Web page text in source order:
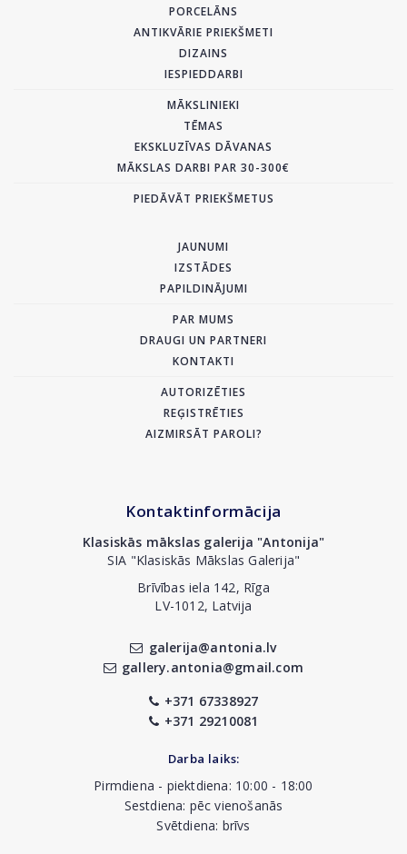
PORCELĀNS
ANTIKVĀRIE PRIEKŠMETI
DIZAINS
IESPIEDDARBI
MĀKSLINIEKI
TĒMAS
EKSKLUZĪVAS DĀVANAS
MĀKSLAS DARBI PAR 30-300€
PIEDĀVĀT PRIEKŠMETUS
JAUNUMI
IZSTĀDES
PAPILDINĀJUMI
PAR MUMS
DRAUGI UN PARTNERI
KONTAKTI
AUTORIZĒTIES
REĢISTRĒTIES
AIZMIRSĀT PAROLI?
Kontaktinformācija
Klasiskās mākslas galerija "Antonija"
SIA "Klasiskās Mākslas Galerija"
Brīvības iela 142, Rīga
LV-1012, Latvija
galerija@antonia.lv
gallery.antonia@gmail.com
+371 67338927
+371 29210081
Darba laiks:
Pirmdiena - piektdiena: 10:00 - 18:00
Sestdiena: pēc vienošanās
Svētdiena: brīvs